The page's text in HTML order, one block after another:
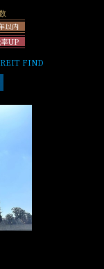
以内
率UP
REIT FIND